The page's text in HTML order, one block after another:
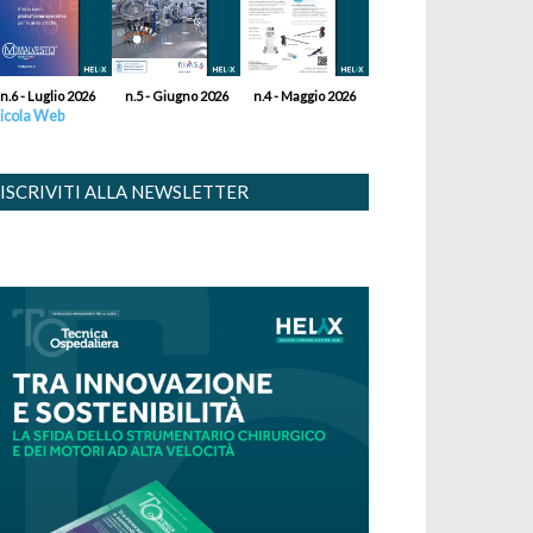
n.6 - Luglio 2026 n.5 - Giugno 2026 n.4 - Maggio 2026
Web
ISCRIVITI ALLA NEWSLETTER